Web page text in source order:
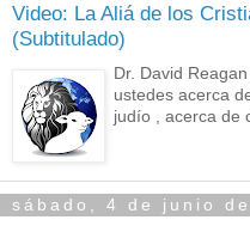
Video: La Aliá de los
(Subtitulado)
Dr. David
ustedes acerca
judío , acerca de
sábado, 4 de junio